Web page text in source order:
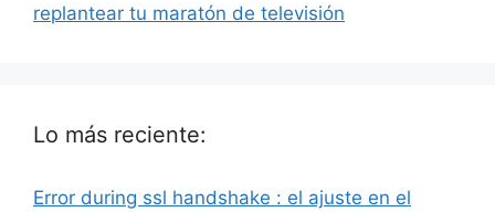
replantear tu maratón de televisión
Lo más reciente:
Error during ssl handshake : el ajuste en el